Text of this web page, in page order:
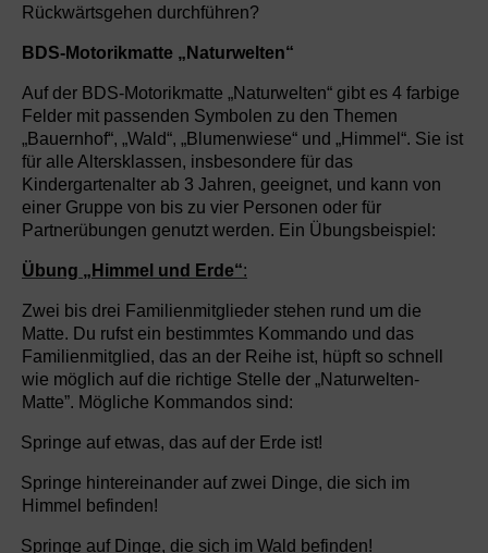
Rückwärtsgehen durchführen?
BDS-Motorikmatte „Naturwelten“
Auf der BDS-Motorikmatte „Naturwelten“ gibt es 4 farbige
Felder mit passenden Symbolen zu den Themen
„Bauernhof“, „Wald“, „Blumenwiese“ und „Himmel“. Sie ist
für alle Altersklassen, insbesondere für das
Kindergartenalter ab 3 Jahren, geeignet, und kann von
einer Gruppe von bis zu vier Personen oder für
Partnerübungen genutzt werden. Ein Übungsbeispiel:
Übung „Himmel und Erde“:
Zwei bis drei Familienmitglieder stehen rund um die
Matte. Du rufst ein bestimmtes Kommando und das
Familienmitglied, das an der Reihe ist, hüpft so schnell
wie möglich auf die richtige Stelle der „Naturwelten-
Matte”. Mögliche Kommandos sind:
Springe auf etwas, das auf der Erde ist!
Springe hintereinander auf zwei Dinge, die sich im
Himmel befinden!
Springe auf Dinge, die sich im Wald befinden!